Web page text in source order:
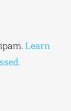
Learn